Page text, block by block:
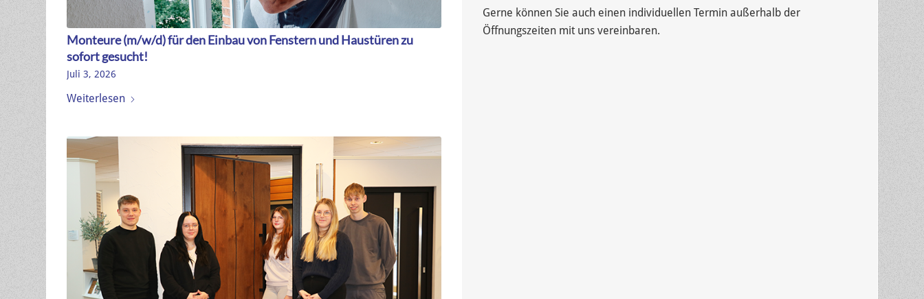
Monteure (m/w/d) für den Einbau von Fenstern und Haustüren zu
sofort gesucht!
Juli 3, 2026
Weiterlesen
Gerne können Sie auch einen individuellen Termin außerhalb der
Öffnungszeiten mit uns vereinbaren.